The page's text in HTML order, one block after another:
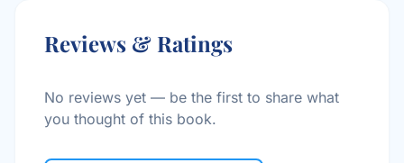
Reviews & Ratings
No reviews yet — be the first to share what
you thought of this book.